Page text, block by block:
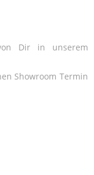
Dir in unserem
Showroom Termin